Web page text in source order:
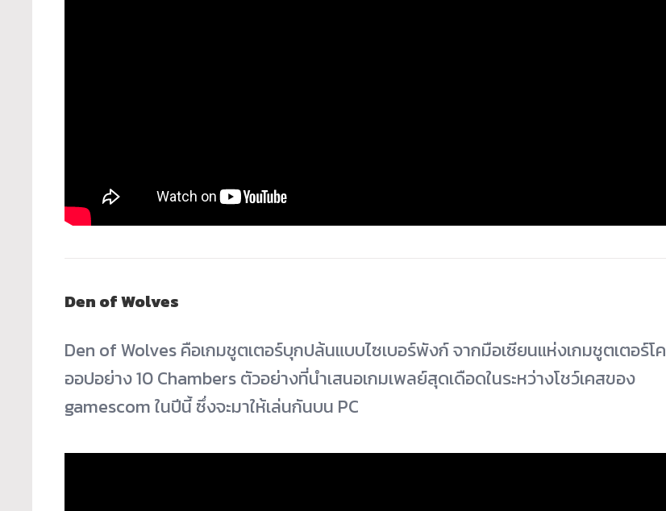
Den of Wolves
Den of Wolves คือเกมชูตเตอร์บุกปล้นแบบไซเบอร์พังก์ จากมือเซียนแห่งเกมชูตเตอร์โค
ออปอย่าง 10 Chambers ตัวอย่างที่นำเสนอเกมเพลย์สุดเดือดในระหว่างโชว์เคสของ
gamescom ในปีนี้ ซึ่งจะมาให้เล่นกันบน PC